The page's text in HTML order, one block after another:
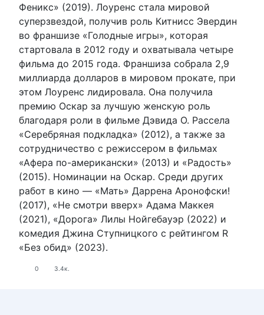
Феникс» (2019). Лоуренс стала мировой
суперзвездой, получив роль Китнисс Эвердин
во франшизе «Голодные игры», которая
стартовала в 2012 году и охватывала четыре
фильма до 2015 года. Франшиза собрала 2,9
миллиарда долларов в мировом прокате, при
этом Лоуренс лидировала. Она получила
премию Оскар за лучшую женскую роль
благодаря роли в фильме Дэвида О. Рассела
«Серебряная подкладка» (2012), а также за
сотрудничество с режиссером в фильмах
«Афера по-американски» (2013) и «Радость»
(2015). Номинации на Оскар. Среди других
работ в кино — «Мать» Даррена Аронофски!
(2017), «Не смотри вверх» Адама Маккея
(2021), «Дорога» Лилы Нойгебауэр (2022) и
комедия Джина Ступницкого с рейтингом R
«Без обид» (2023).
0 3.4к.